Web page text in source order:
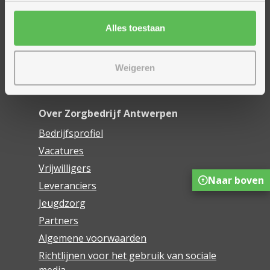
Alles toestaan
Weigeren
Onze innovaties
Webwinkel De Schakel
Over Zorgbedrijf Antwerpen
Bedrijfsprofiel
Vacatures
Vrijwilligers
Leveranciers
Jeugdzorg
Partners
Algemene voorwaarden
Richtlijnen voor het gebruik van sociale
Naar boven